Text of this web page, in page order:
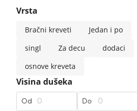
Ekskluzivni madraci
Premium materijali
Dečji madraci
Sigurni materijali
Popularni filteri
120x200 140x200
standardne sofe
Popularni filteri
za spavanje na boku za
Vrsta
Bračni kreveti
Jedan i po
singl
Za decu
dodaci
osnove kreveta
Visina dušeka
Od Do